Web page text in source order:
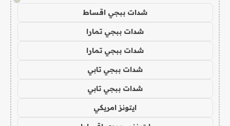
شدات ببجي اقساط
شدات ببجي تمارا
شدات ببجي تمارا
شدات ببجي تابي
شدات ببجي تابي
ايتونز امريكي